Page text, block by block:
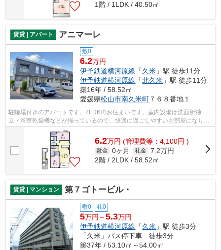
1階 / 1LDK / 40.50㎡
賃貸 | アパート アニマーレ
敷0
6.2万円
伊予鉄道横河原線 「久米 」駅 徒歩11分
伊予鉄道横河原線 「北久米 」駅 徒歩11分
築16年 / 58.52㎡
愛媛県松山市南久米町 ７６８番地１
駐輪場付きのアパートです。2LDKのお住まいです。室内設備は洗面所独
立・浴室乾燥機などが揃っているので、快適に過ごしやすいお部屋になりま
す。モニターで来訪者を確認し、インター...
6.2万円 (管理費等：4,100円 )
敷金 0ヶ月 礼金 7.2万円
2階 / 2LDK / 58.52㎡
賃貸 | マンション 第７ゴトービル・
敷0 礼0
5万円～5.3万円
伊予鉄道横河原線 「久米 」駅 徒歩3分
「久米」バス停下車 徒歩3分
築37年 / 53.10㎡～54.00㎡